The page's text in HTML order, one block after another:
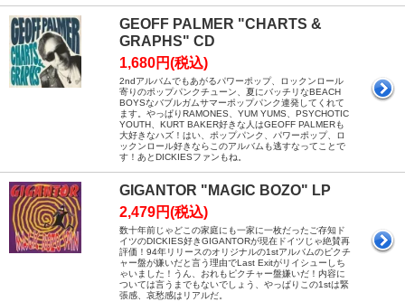
GEOFF PALMER "CHARTS &
GRAPHS" CD
1,680円(税込)
2ndアルバムでもあがるパワーポップ、ロックンロール
寄りのポップパンクチューン、夏にバッチリなBEACH
BOYSなバブルガムサマーポップパンク連発してくれて
ます。やっぱりRAMONES、YUM YUMS、PSYCHOTIC
YOUTH、KURT BAKER好きな人はGEOFF PALMERも
大好きなハズ！はい、ポップパンク、パワーポップ、ロ
ックンロール好きならこのアルバムも逃すなってことで
す！あとDICKIESファンもね。
GIGANTOR "MAGIC BOZO" LP
2,479円(税込)
数十年前じゃどこの家庭にも一家に一枚だったご存知ド
イツのDICKIES好きGIGANTORが現在ドイツじゃ絶賛再
評価！94年リリースのオリジナルの1stアルバムのピクチ
ャー盤が嫌いだと言う理由でLast Exitがリイシューしち
ゃいました！うん、おれもピクチャー盤嫌いだ！内容に
ついては言うまでもないでしょう、やっぱりこの1stは緊
張感、哀愁感はリアルだ。